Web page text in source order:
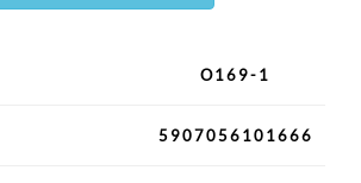
O169-1
5907056101666